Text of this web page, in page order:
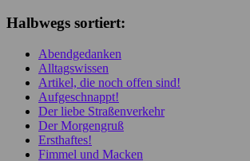
Halbwegs sortiert:
Abendgedanken
Alltagswissen
Artikel, die noch offen sind!
Aufgeschnappt!
Der liebe Straßenverkehr
Der Morgengruß
Ersthaftes!
Fimmel und Macken